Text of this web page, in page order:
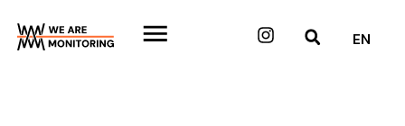
treści
Instagram EN